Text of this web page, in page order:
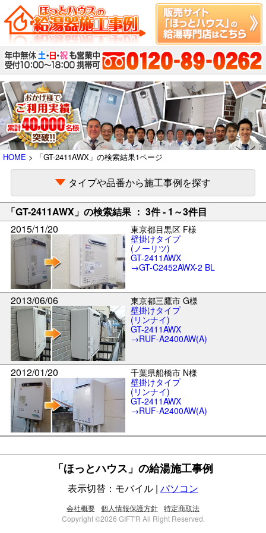
HOME > 「GT-2411AWX」の検索結果1ページ
タイプや品番から施工事例を探す
「GT-2411AWX」の検索結果 ： 3件 - 1～3件目
2015/11/20
東京都目黒区 F様
壁掛けタイプ
(ノーリツ)
GT-2411AWX
→GT-C2452AWX-2 BL
2013/06/06
東京都三鷹市 G様
壁掛けタイプ
(リンナイ)
GT-2411AWX
→RUF-A2400AW(A)
2012/01/20
千葉県船橋市 N様
壁掛けタイプ
(リンナイ)
GT-2411AWX
→RUF-A2400AW(A)
「ほっとハウス」の給湯施工事例
表示切替：モバイル | パソコン
会社概要 個人情報保護方針 特定商取法
Copyright ©2026 GIFT'R All Right Reserved.